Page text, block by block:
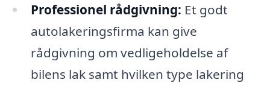
Professionel rådgivning: Et godt
autolakeringsfirma kan give
rådgivning om vedligeholdelse af
bilens lak samt hvilken type lakering